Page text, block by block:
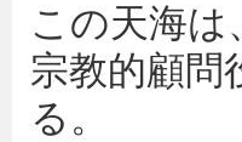
この天海は
宗教的顧問
る。